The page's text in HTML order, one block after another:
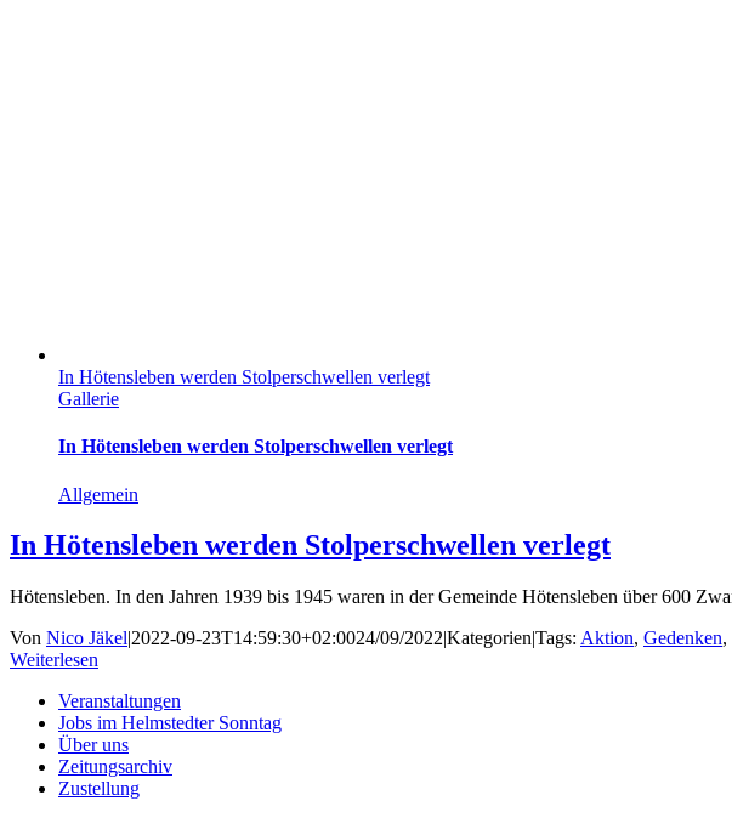
In Hötensleben werden Stolperschwellen verlegt
Gallerie
In Hötensleben werden Stolperschwellen verlegt
Allgemein
In Hötensleben werden Stolperschwellen verlegt
Hötensleben. In den Jahren 1939 bis 1945 waren in der Gemeinde Hötensleben über 600
Von Nico Jäkel|2022-09-23T14:59:30+02:0024/09/2022|Kategorien|Tags: Aktion, Gedenken,
Weiterlesen
Veranstaltungen
Jobs im Helmstedter Sonntag
Über uns
Zeitungsarchiv
Zustellung